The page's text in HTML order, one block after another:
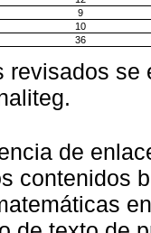
9
10
36
revisados
de
contenidos